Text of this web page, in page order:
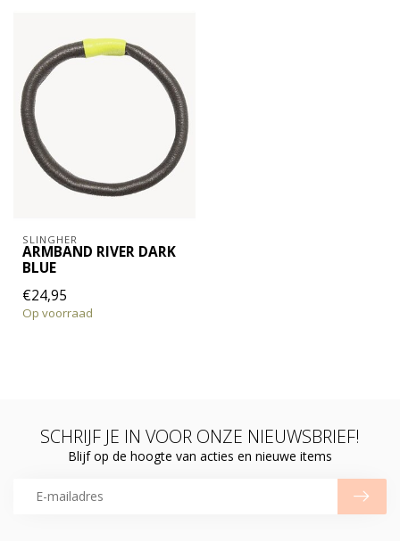
SLINGHER
ARMBAND RIVER DARK
BLUE
€24,95
Op voorraad
SCHRIJF JE IN VOOR ONZE NIEUWSBRIEF!
Blijf op de hoogte van acties en nieuwe items